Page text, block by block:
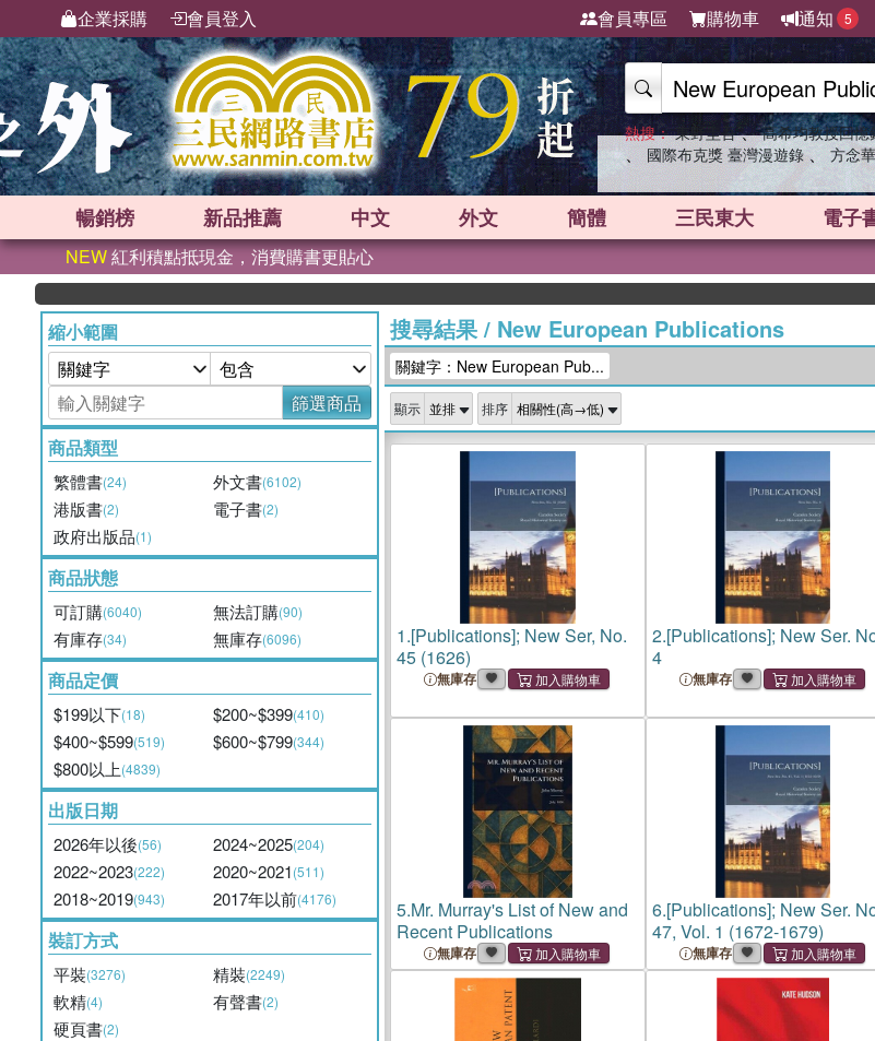
企業採購 會員登入 會員專區 購物車 通知 5
熱搜： 東野圭吾 、 高希均教授回憶
、 國際布克獎 臺灣漫遊錄 、 方念華
暢銷榜 新品推薦 中文 外文 簡體 三民東大 電子
NEW紅利積點抵現金，消費購書更貼心
英國出
縮小範圍
篩選商品
商品類型
繁體書(24) 外文書(6102)
港版書(2) 電子書(2)
政府出版品(1)
商品狀態
可訂購(6040) 無法訂購(90)
有庫存(34) 無庫存(6096)
商品定價
$199以下(18) $200~$399(410)
$400~$599(519) $600~$799(344)
$800以上(4839)
出版日期
2026年以後(56) 2024~2025(204)
2022~2023(222) 2020~2021(511)
2018~2019(943) 2017年以前(4176)
裝訂方式
平裝(3276) 精裝(2249)
軟精(4) 有聲書(2)
硬頁書(2)
搜尋結果/ New European Publications
關鍵字：New European Pub...
顯示 排序
1.[Publications]; New Ser, No.
45 (1626)
無庫存
2.[Publications]; New Ser.
4
無庫存
5.Mr. Murray's List of New and
Recent Publications
無庫存
6.[Publications]; New Ser.
47, Vol. 1 (1672-1679)
無庫存